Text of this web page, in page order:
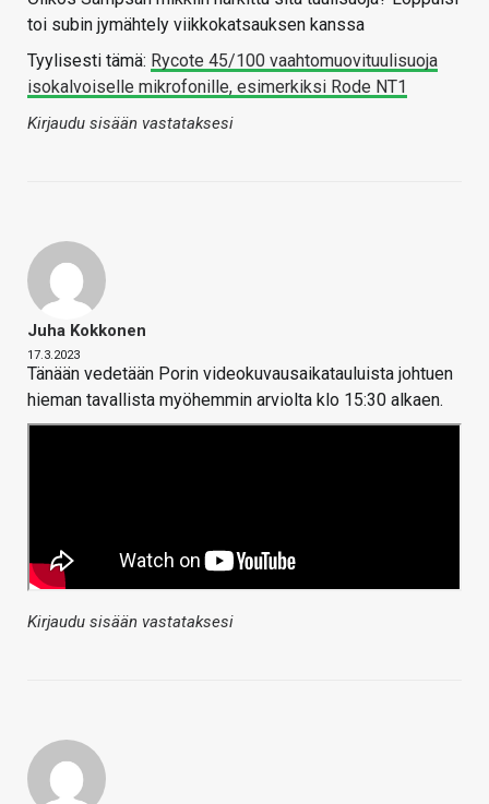
toi subin jymähtely viikkokatsauksen kanssa
Tyylisesti tämä: Rycote 45/100 vaahtomuovituulisuoja
isokalvoiselle mikrofonille, esimerkiksi Rode NT1
Kirjaudu sisään vastataksesi
Juha Kokkonen
17.3.2023
Tänään vedetään Porin videokuvausaikatauluista johtuen
hieman tavallista myöhemmin arviolta klo 15:30 alkaen.
Kirjaudu sisään vastataksesi